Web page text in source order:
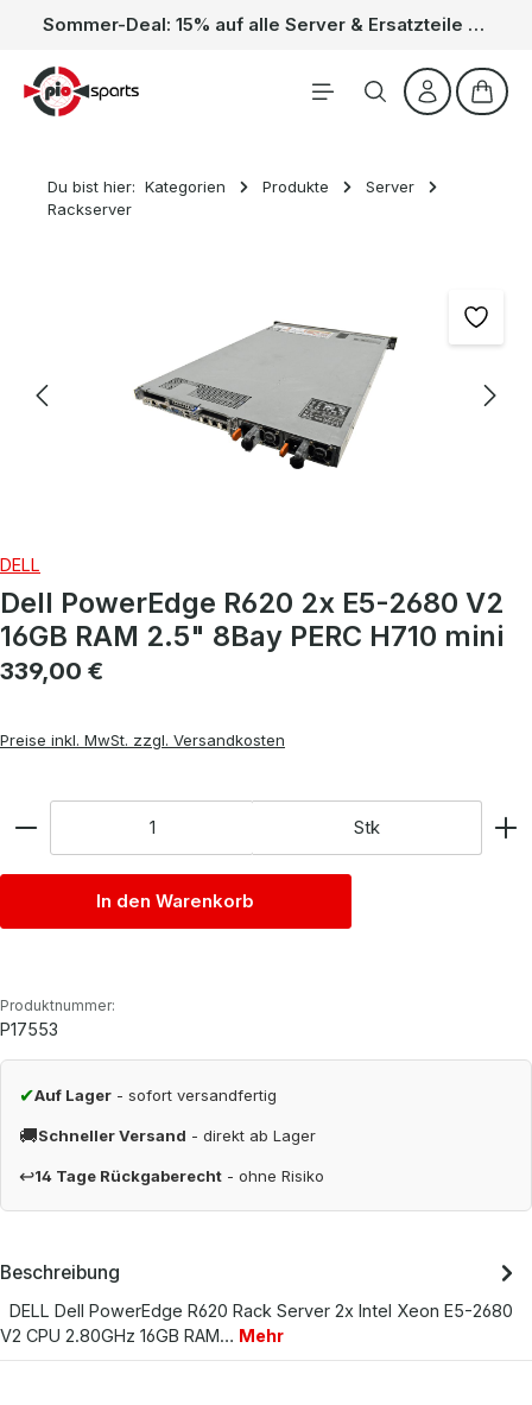
Zum Hauptinhalt springen Sommer-Deal: 15% auf alle Server & Ersatzteile – Kein Code nötig, der Rabatt wird automatisch im Warenkorb abgezogen. Gültig vom 01.06. bis 31.08.
Du bist hier: Kategorien Produkte
Server
Rackserver
DELL
Dell PowerEdge R620 2x E5-2680 V2
16GB RAM 2.5" 8Bay PERC H710 mini
Regulärer Preis:
339,00 €
Preise inkl. MwSt. zzgl. Versandkosten
Stk
In den Warenkorb
Produktnummer:
P17553
✔Auf Lager - sofort versandfertig
🚚Schneller Versand - direkt ab Lager
↩14 Tage Rückgaberecht - ohne Risiko
Beschreibung
DELL Dell PowerEdge R620 Rack Server 2x Intel Xeon E5-2680
V2 CPU 2.80GHz 16GB RAM… Mehr